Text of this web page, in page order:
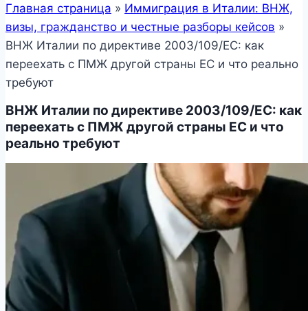
Главная страница » Иммиграция в Италии: ВНЖ,
визы, гражданство и честные разборы кейсов »
ВНЖ Италии по директиве 2003/109/EC: как
переехать с ПМЖ другой страны ЕС и что реально
требуют
ВНЖ Италии по директиве 2003/109/EC: как
переехать с ПМЖ другой страны ЕС и что
реально требуют